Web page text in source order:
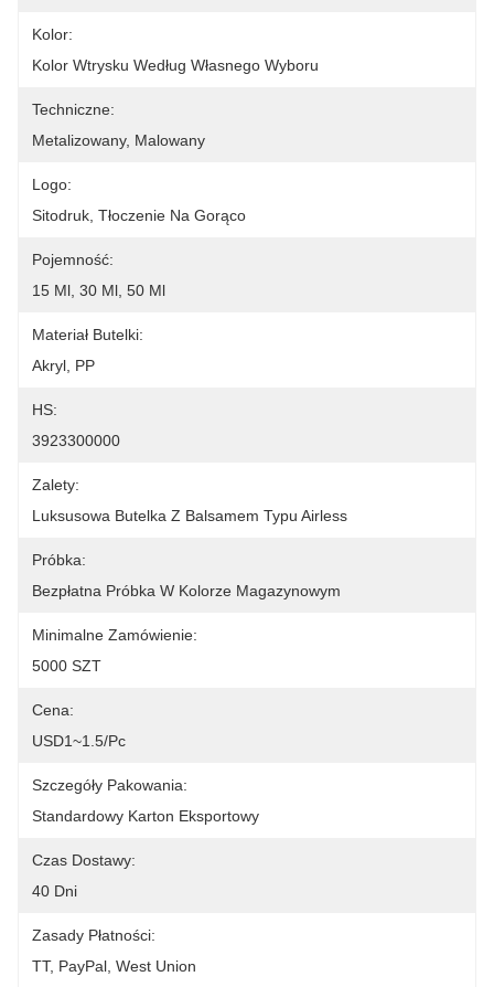
Kolor:
Kolor Wtrysku Według Własnego Wyboru
Techniczne:
Metalizowany, Malowany
Logo:
Sitodruk, Tłoczenie Na Gorąco
Pojemność:
15 Ml, 30 Ml, 50 Ml
Materiał Butelki:
Akryl, PP
HS:
3923300000
Zalety:
Luksusowa Butelka Z Balsamem Typu Airless
Próbka:
Bezpłatna Próbka W Kolorze Magazynowym
Minimalne Zamówienie:
5000 SZT
Cena:
USD1~1.5/pc
Szczegóły Pakowania:
Standardowy Karton Eksportowy
Czas Dostawy:
40 Dni
Zasady Płatności:
TT, PayPal, West Union